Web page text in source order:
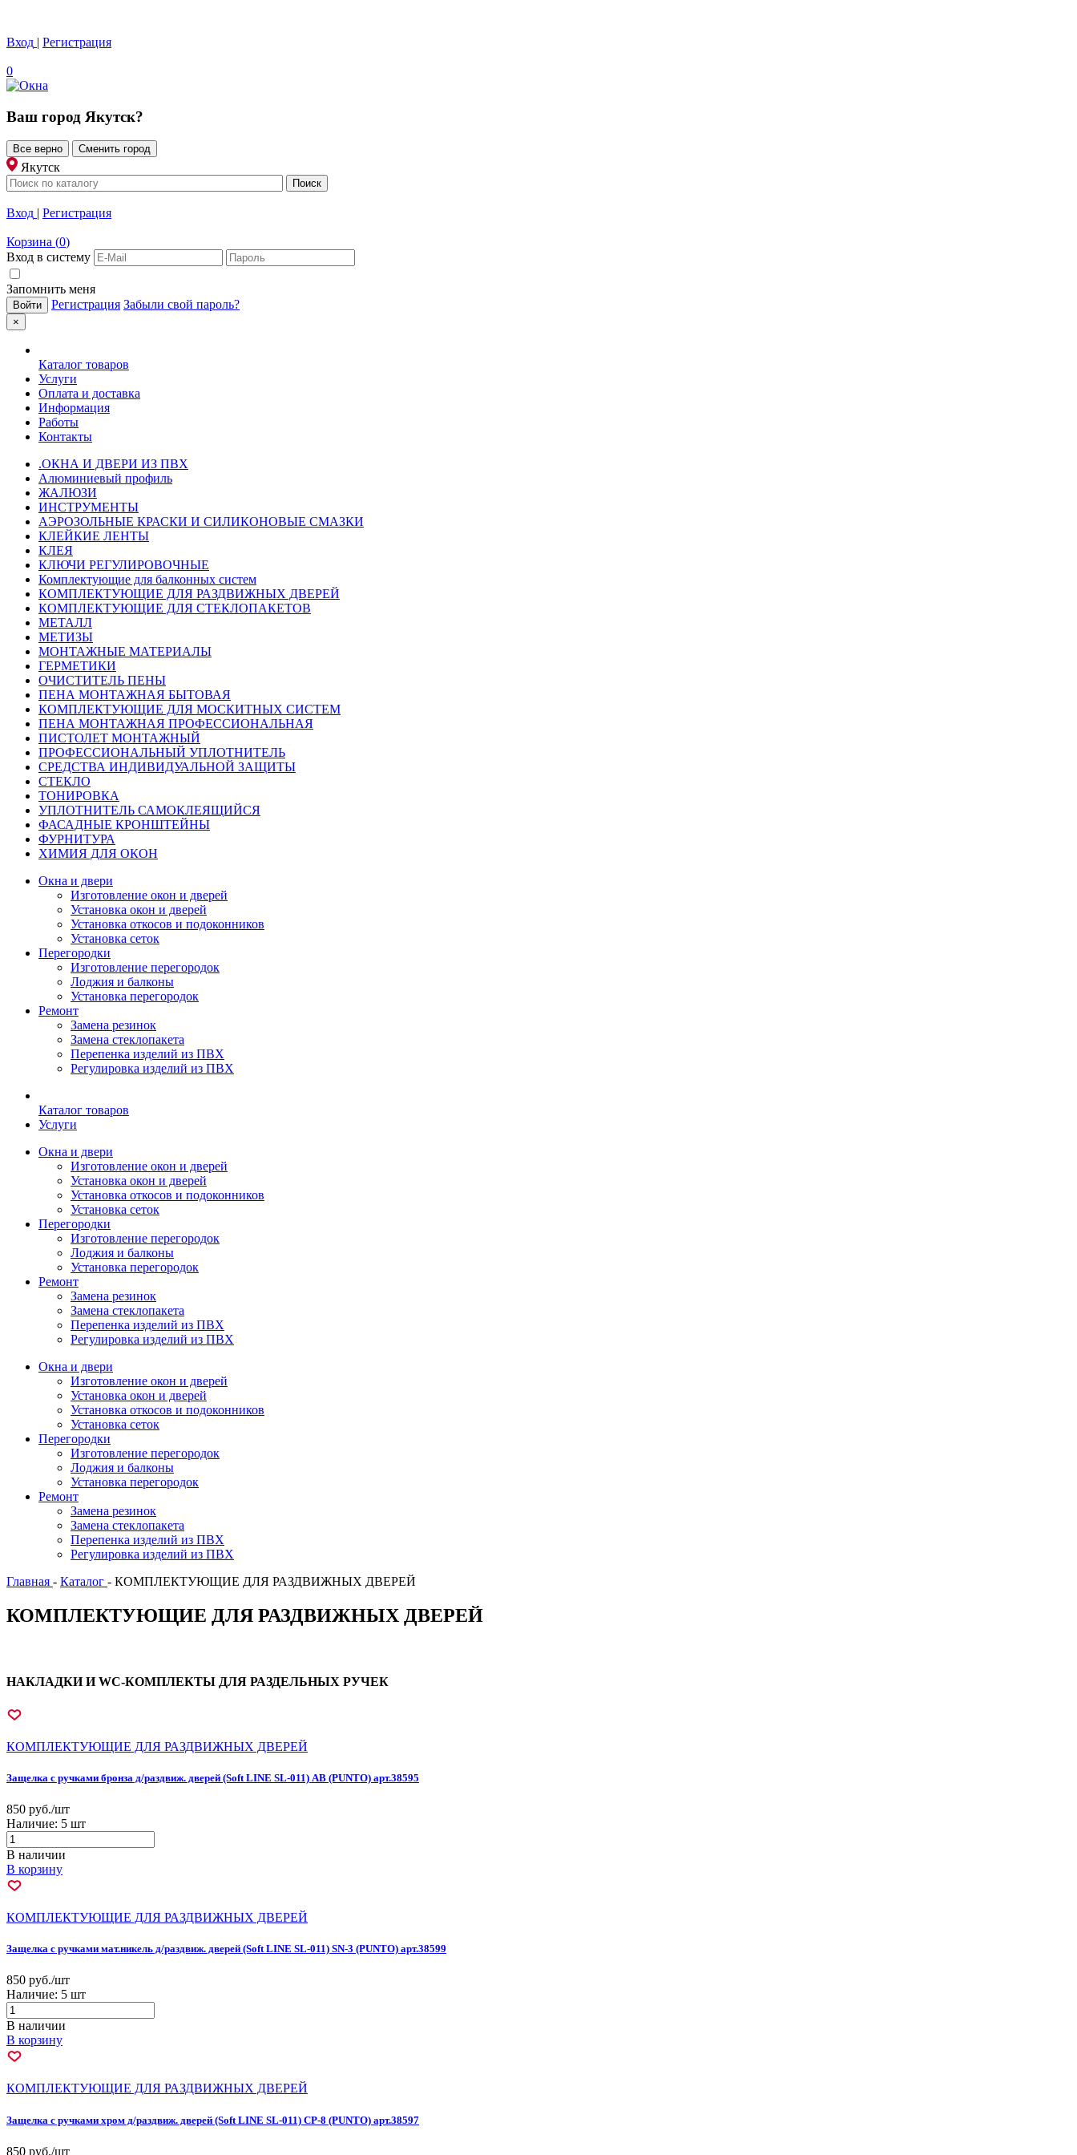
Вход | Регистрация
0
Ваш город Якутск?
Все верно Сменить город
Якутск
Вход | Регистрация
Корзина (0)
Вход в систему
Запомнить меня
Регистрация Забыли свой пароль?
×
Каталог товаров
Услуги
Оплата и доставка
Информация
Работы
Контакты
.ОКНА И ДВЕРИ ИЗ ПВХ
Алюминиевый профиль
ЖАЛЮЗИ
ИНСТРУМЕНТЫ
АЭРОЗОЛЬНЫЕ КРАСКИ И СИЛИКОНОВЫЕ СМАЗКИ
КЛЕЙКИЕ ЛЕНТЫ
КЛЕЯ
КЛЮЧИ РЕГУЛИРОВОЧНЫЕ
Комплектующие для балконных систем
КОМПЛЕКТУЮЩИЕ ДЛЯ РАЗДВИЖНЫХ ДВЕРЕЙ
КОМПЛЕКТУЮЩИЕ ДЛЯ СТЕКЛОПАКЕТОВ
МЕТАЛЛ
МЕТИЗЫ
МОНТАЖНЫЕ МАТЕРИАЛЫ
ГEPМЕТИКИ
ОЧИСТИТЕЛЬ ПЕНЫ
ПЕНА МОНТАЖНАЯ БЫТОВАЯ
КОМПЛЕКТУЮЩИЕ ДЛЯ МОСКИТНЫХ СИСТЕМ
ПЕНА МОНТАЖНАЯ ПРОФЕССИОНАЛЬНАЯ
ПИСТОЛЕТ МОНТАЖНЫЙ
ПРОФЕССИОНАЛЬНЫЙ УПЛОТНИТЕЛЬ
СРЕДСТВА ИНДИВИДУАЛЬНОЙ ЗАЩИТЫ
СТЕКЛО
ТОНИРОВКА
УПЛОТНИТЕЛЬ САМОКЛЕЯЩИЙСЯ
ФАСАДНЫЕ КРОНШТЕЙНЫ
ФУРНИТУРА
ХИМИЯ ДЛЯ ОКОН
Окна и двери
Изготовление окон и дверей
Установка окон и дверей
Установка откосов и подоконников
Установка сеток
Перегородки
Изготовление перегородок
Лоджия и балконы
Установка перегородок
Ремонт
Замена резинок
Замена стеклопакета
Перепенка изделий из ПВХ
Регулировка изделий из ПВХ
Каталог товаров
Услуги
Окна и двери
Изготовление окон и дверей
Установка окон и дверей
Установка откосов и подоконников
Установка сеток
Перегородки
Изготовление перегородок
Лоджия и балконы
Установка перегородок
Ремонт
Замена резинок
Замена стеклопакета
Перепенка изделий из ПВХ
Регулировка изделий из ПВХ
Окна и двери
Изготовление окон и дверей
Установка окон и дверей
Установка откосов и подоконников
Установка сеток
Перегородки
Изготовление перегородок
Лоджия и балконы
Установка перегородок
Ремонт
Замена резинок
Замена стеклопакета
Перепенка изделий из ПВХ
Регулировка изделий из ПВХ
Главная - Каталог - КОМПЛЕКТУЮЩИЕ ДЛЯ РАЗДВИЖНЫХ ДВЕРЕЙ
КОМПЛЕКТУЮЩИЕ ДЛЯ РАЗДВИЖНЫХ ДВЕРЕЙ
НАКЛАДКИ И WC-КОМПЛЕКТЫ ДЛЯ РАЗДЕЛЬНЫХ РУЧЕК
КОМПЛЕКТУЮЩИЕ ДЛЯ РАЗДВИЖНЫХ ДВЕРЕЙ
Защелка с ручками бронза д/раздвиж. дверей (Soft LINE SL-011) АВ (PUNTO) арт.38595
850 руб./шт
Наличие: 5 шт
В наличии
В корзину
КОМПЛЕКТУЮЩИЕ ДЛЯ РАЗДВИЖНЫХ ДВЕРЕЙ
Защелка с ручками мат.никель д/раздвиж. дверей (Soft LINE SL-011) SN-3 (PUNTO) арт.38599
850 руб./шт
Наличие: 5 шт
В наличии
В корзину
КОМПЛЕКТУЮЩИЕ ДЛЯ РАЗДВИЖНЫХ ДВЕРЕЙ
Защелка с ручками хром д/раздвиж. дверей (Soft LINE SL-011) СР-8 (PUNTO) арт.38597
850 руб./шт